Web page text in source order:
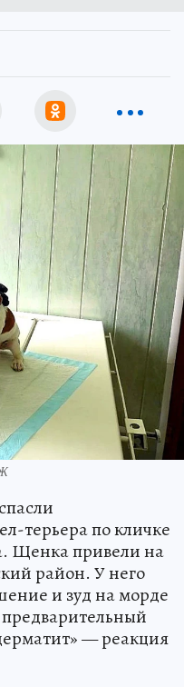
терьера по кличке
Щенка привели на
район. У него
и зуд на морде
— реакция